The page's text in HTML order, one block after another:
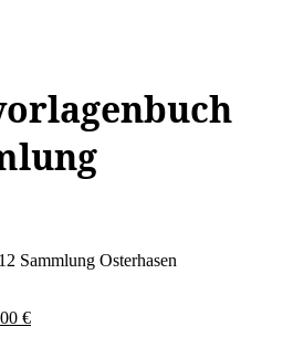
Sammlung Osterhasen
€Aktueller